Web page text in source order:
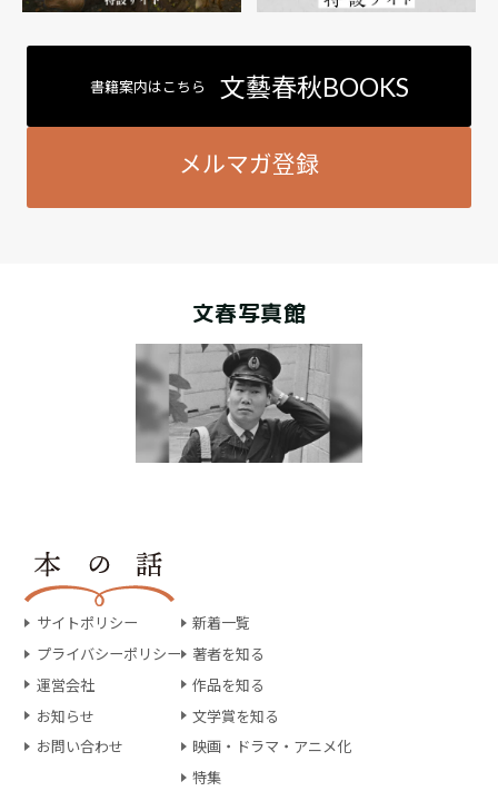
書籍案内はこちら 文藝春秋BOOKS
メルマガ登録
文春写真館
サイトポリシー
プライバシーポリシー
運営会社
お知らせ
お問い合わせ
新着一覧
著者を知る
作品を知る
文学賞を知る
映画・ドラマ・アニメ化
特集